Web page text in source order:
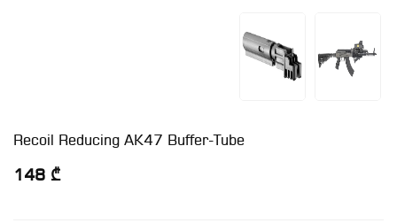
Recoil Reducing AK47 Buffer-Tube
148 ₾